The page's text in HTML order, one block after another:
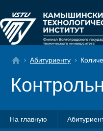
Абитуриенту
На главную